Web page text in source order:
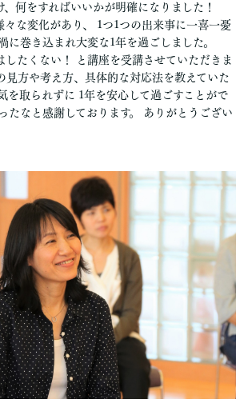
、何をすればいいかが明確になりました！
々な変化があり、 1つ1つの出来事に一喜一憂
に巻き込まれ大変な1年を過ごしました。
したくない！ と講座を受講させていただきま
見方や考え方、具体的な対応法を教えていた
を取られずに 1年を安心して過ごすことがで
たなと感謝しております。 ありがとうござい